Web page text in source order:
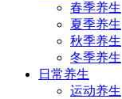
春季养生
夏季养生
秋季养生
冬季养生
日常养生
运动养生